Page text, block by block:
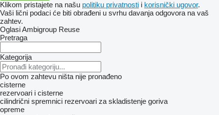
Klikom pristajete na našu politiku privatnosti i korisnički ugovor.
Vaši lični podaci će biti obrađeni u svrhu davanja odgovora na vaš
zahtev.
Oglasi Ambigroup Reuse
Pretraga
Kategorija
Po ovom zahtevu ništa nije pronađeno
cisterne
rezervoari i cisterne
cilindrični spremnici rezervoari za skladistenje goriva
opreme